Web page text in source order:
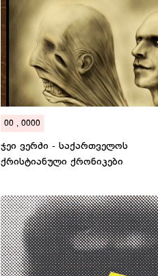
00 , 0000
ჯეი ვერძი - საქართველოს
ქრისტიანული ქრონიკები